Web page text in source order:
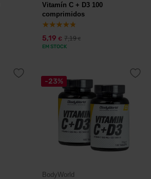
Vitamín C + D3 100
comprimidos
5,19 € 7,19€
EM STOCK
-23%
BodyWorld